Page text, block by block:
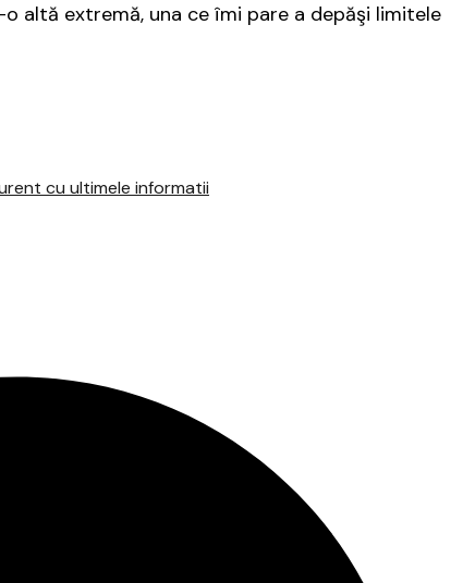
altă extremă, una ce îmi pare a depăşi limitele
cu ultimele informatii